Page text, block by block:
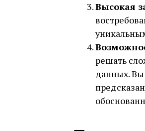
Высокая
решать
данных.